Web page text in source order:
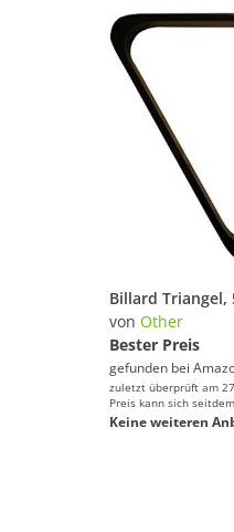
von Other
Bester Preis
gefunden bei
zuletzt überprüft am
Preis kann sich
Keine weiteren